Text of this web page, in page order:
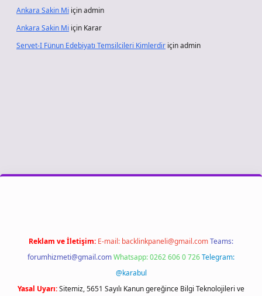
Ankara Sakin Mi içinadmin
Ankara Sakin Mi için Karar
Servet-I Fünun Edebiyatı Temsilcileri Kimlerdir içinadmin
Reklam ve İletişim: E-mail: backlinkpaneli@gmail.comTeams:
forumhizmeti@gmail.comWhatsapp: 0262 606 0 726Telegram:
@karabul
Yasal Uyarı:Sitemiz, 5651 Sayılı Kanun gereğince Bilgi Teknolojileri ve